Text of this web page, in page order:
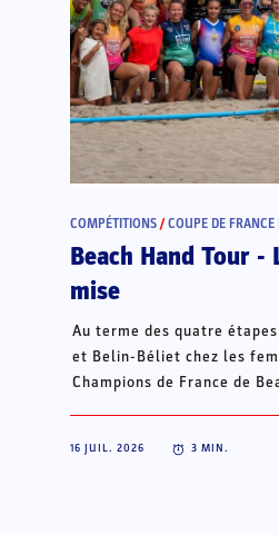
COMPÉTITIONS /COUPE DE
Beach Hand Tour
mise
Au terme des quatre
et Belin-Béliet chez les
Champions de France de
16 JUIL. 2026 3 MIN.